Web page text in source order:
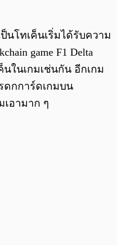
นโทเค็นเริ่มได้รับความ
game F1 Delta
นในเกมเช่นกัน อีกเกม
ดกการ์ดเกมบน
เอามาก ๆ